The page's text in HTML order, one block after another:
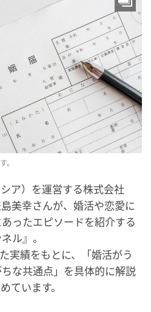
。
ア）を運営する株式会社
美幸さんが、婚活や恋愛に
ったエピソードを紹介する
ル』。
実績をもとに、「婚活がう
な共通点」を具体的に解説
ています。